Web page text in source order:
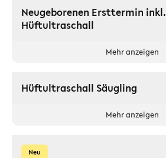
Neugeborenen Ersttermin inkl.
Hüftultraschall
Mehr anzeigen
Hüftultraschall Säugling
Mehr anzeigen
Neu